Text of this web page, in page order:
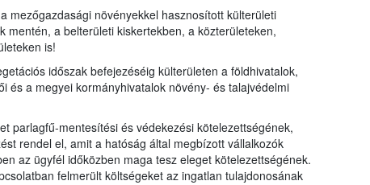
mezőgazdasági növényekkel hasznosított külterületi
mentén, a belterületi kiskertekben, a közterületeken,
is!
időszak befejezéséig külterületen a földhivatalok,
és a megyei kormányhivatalok növény- és talajvédelmi
parlagfű-mentesítési és védekezési kötelezettségének,
rendel el, amit a hatóság által megbízott vállalkozók
az ügyfél időközben maga tesz eleget kötelezettségének.
felmerült költségeket az ingatlan tulajdonosának